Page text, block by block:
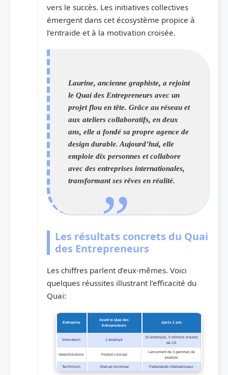
vers le succès. Les initiatives collectives
émergent dans cet écosystème propice à
l’entraide et à la motivation croisée.
Laurine, ancienne graphiste, a rejoint
le Quai des Entrepreneurs avec un
projet flou en tête. Grâce au réseau et
aux ateliers collaboratifs, en deux
ans, elle a fondé sa propre agence de
design durable. Aujourd’hui, elle
emploie dix personnes et collabore
avec des entreprises internationales,
transformant ses rêves en réalité.
Les résultats concrets du Quai
des Entrepreneurs
Les chiffres parlent d’eux-mêmes. Voici
quelques réussites illustrant l’efficacité du
Quai:
Entreprise
Avant le Quai des
Entrepreneurs
Après 2 ans
Innovatech 1 employé
15 employés, 5 millions d’euros
de CA
GreenSolutions Produit concept
Lancement de 3 gammes de
produits
TechVision Start-up inconnue Partenariats internationaux